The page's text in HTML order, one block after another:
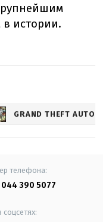
истории.
GRAND THEFT AUTO
телефона:
044 390 5077